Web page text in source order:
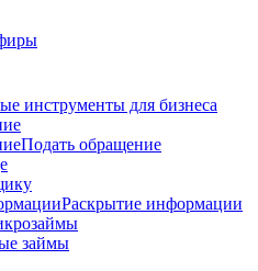
инструменты для бизнеса
Подать обращение
Раскрытие информации
займы